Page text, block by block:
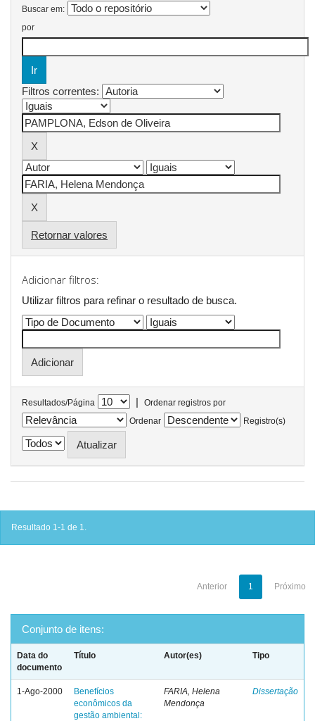
Buscar em:
por
Filtros correntes:
Retornar valores
Adicionar filtros:
Utilizar filtros para refinar o resultado de busca.
Resultados/Página |
Ordenar registros por
Ordenar
Registro(s)
Resultado 1-1 de 1.
Anterior 1 Próximo
Conjunto de itens:
Data do
documento
Título Autor(es) Tipo
1-Ago-2000
Benefícios
econômicos da
gestão ambiental:
FARIA, Helena
Mendonça
Dissertação